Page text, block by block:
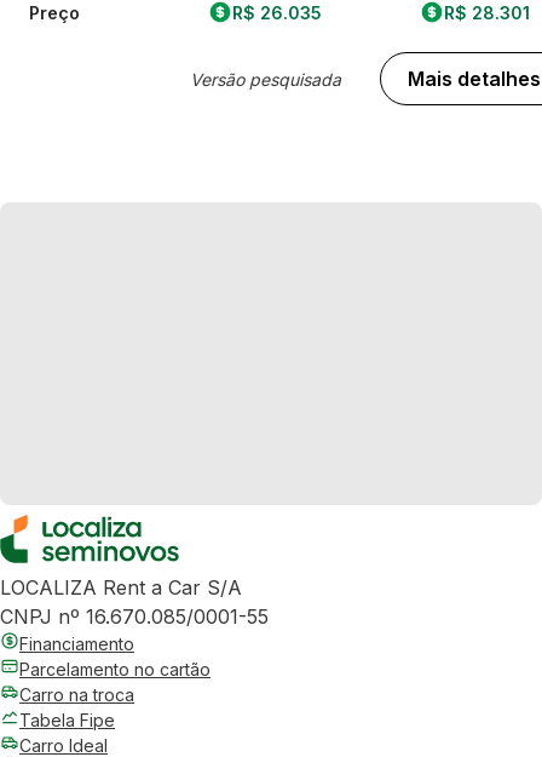
Preço R$ 26.035
Versão pesquisada
R$ 28.301
Mais detalhes
LOCALIZA Rent a Car S/A
CNPJ nº 16.670.085/0001-55
Financiamento
Parcelamento no cartão
Carro na troca
Tabela Fipe
Carro Ideal